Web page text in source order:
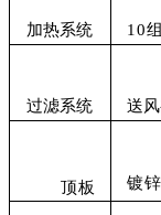
加热系统 10
过滤系统 送
顶板 镀